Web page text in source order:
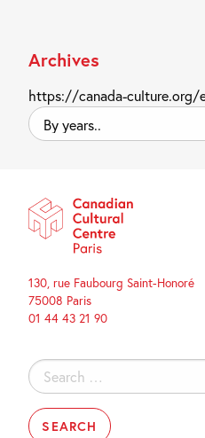
Archives
https://canada-culture.org/
By
years..
130, rue Faubourg Saint-Honoré
75008 Paris
01 44 43 21 90
Search
for: